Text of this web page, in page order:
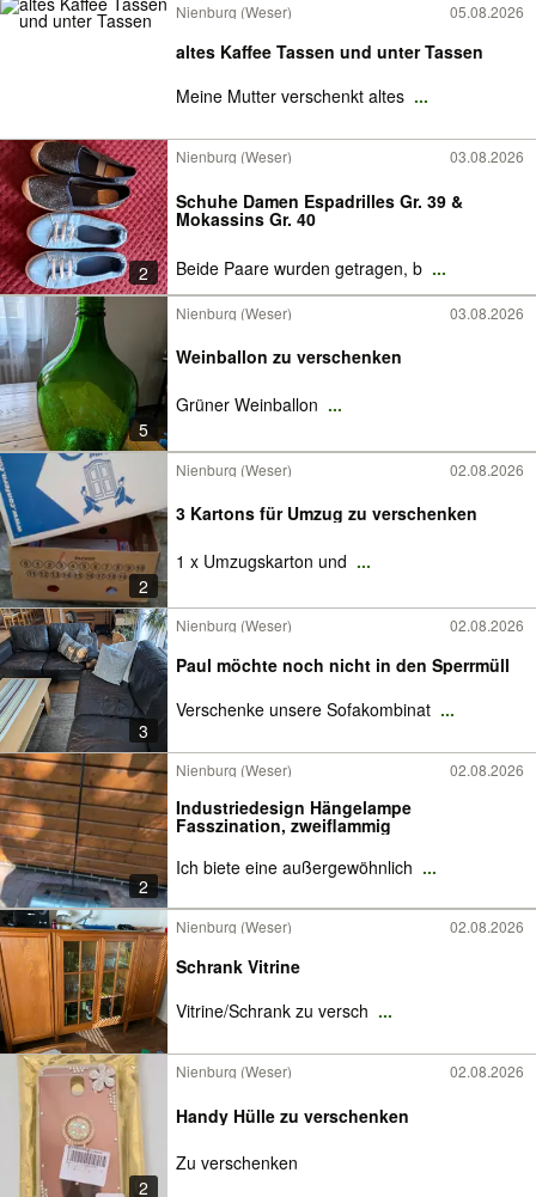
Nienburg (Weser) 05.08.2026
altes Kaffee Tassen und unter Tassen
Meine Mutter verschenkt altes ...
2
Nienburg (Weser) 03.08.2026
​Schuhe Damen Espadrilles Gr. 39 &
Mokassins Gr. 40
Beide Paare wurden getragen, b ...
5
Nienburg (Weser) 03.08.2026
Weinballon zu verschenken
Grüner Weinballon ...
2
Nienburg (Weser) 02.08.2026
3 Kartons für Umzug zu verschenken
1 x Umzugskarton und ...
3
Nienburg (Weser) 02.08.2026
Paul möchte noch nicht in den Sperrmüll
Verschenke unsere Sofakombinat ...
2
Nienburg (Weser) 02.08.2026
Industriedesign Hängelampe
Fasszination, zweiflammig
Ich biete eine außergewöhnlich ...
Nienburg (Weser) 02.08.2026
Schrank Vitrine
Vitrine/Schrank zu versch ...
2
Nienburg (Weser) 02.08.2026
Handy Hülle zu verschenken
Zu verschenken